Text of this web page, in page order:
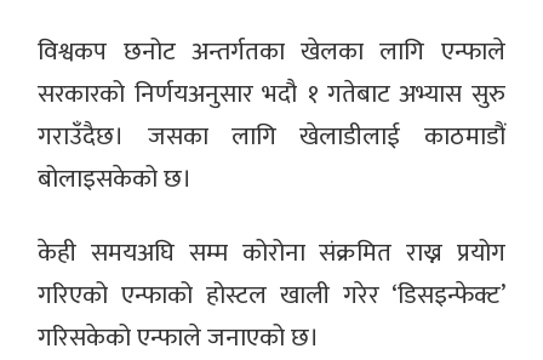
विश्वकप छनोट अन्तर्गतका खेलका लागि एन्फाले
सरकारको निर्णयअनुसार भदौ १ गतेबाट अभ्यास सुरु
गराउँदैछ। जसका लागि खेलाडीलाई काठमाडौं
बोलाइसकेको छ।
केही समयअघि सम्म कोरोना संक्रमित राख्न प्रयोग
गरिएको एन्फाको होस्टल खाली गरेर ‘डिसइन्फेक्ट’
गरिसकेको एन्फाले जनाएको छ।